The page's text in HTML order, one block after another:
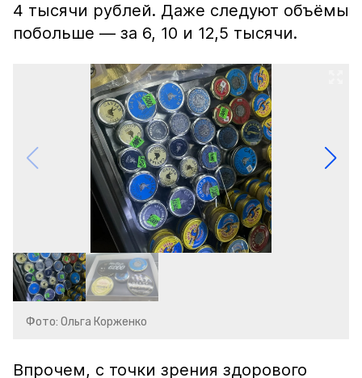
4 тысячи рублей. Даже следуют объёмы
побольше — за 6, 10 и 12,5 тысячи.
Фото: Ольга Корженко
Впрочем, с точки зрения здорового